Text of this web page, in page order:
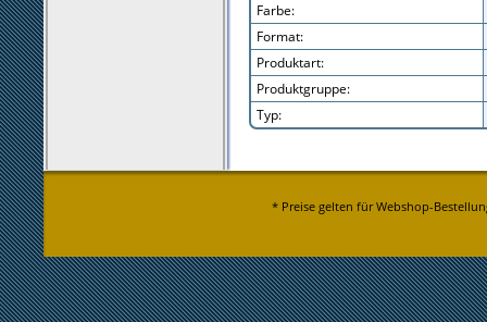
Farbe:
Format:
Produktart:
Produktgruppe:
Typ:
* Preise gelten für Webshop-